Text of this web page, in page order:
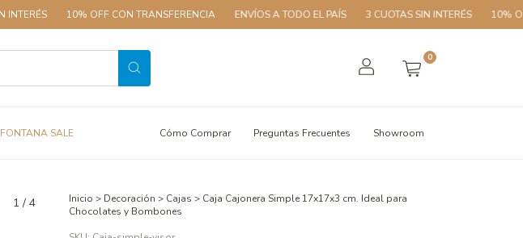
10% OFF CON TRANSFERENCIA ENVÍOS A TODO EL PAÍS 3 CUOTAS SIN INTERÉS 10% OFF CON
0
FONTANA SALE Cómo Comprar Preguntas Frecuentes Showroom
1 / 4 Inicio > Decoración > Cajas > Caja Cajonera Simple 17x17x3 cm. Ideal para
Chocolates y Bombones